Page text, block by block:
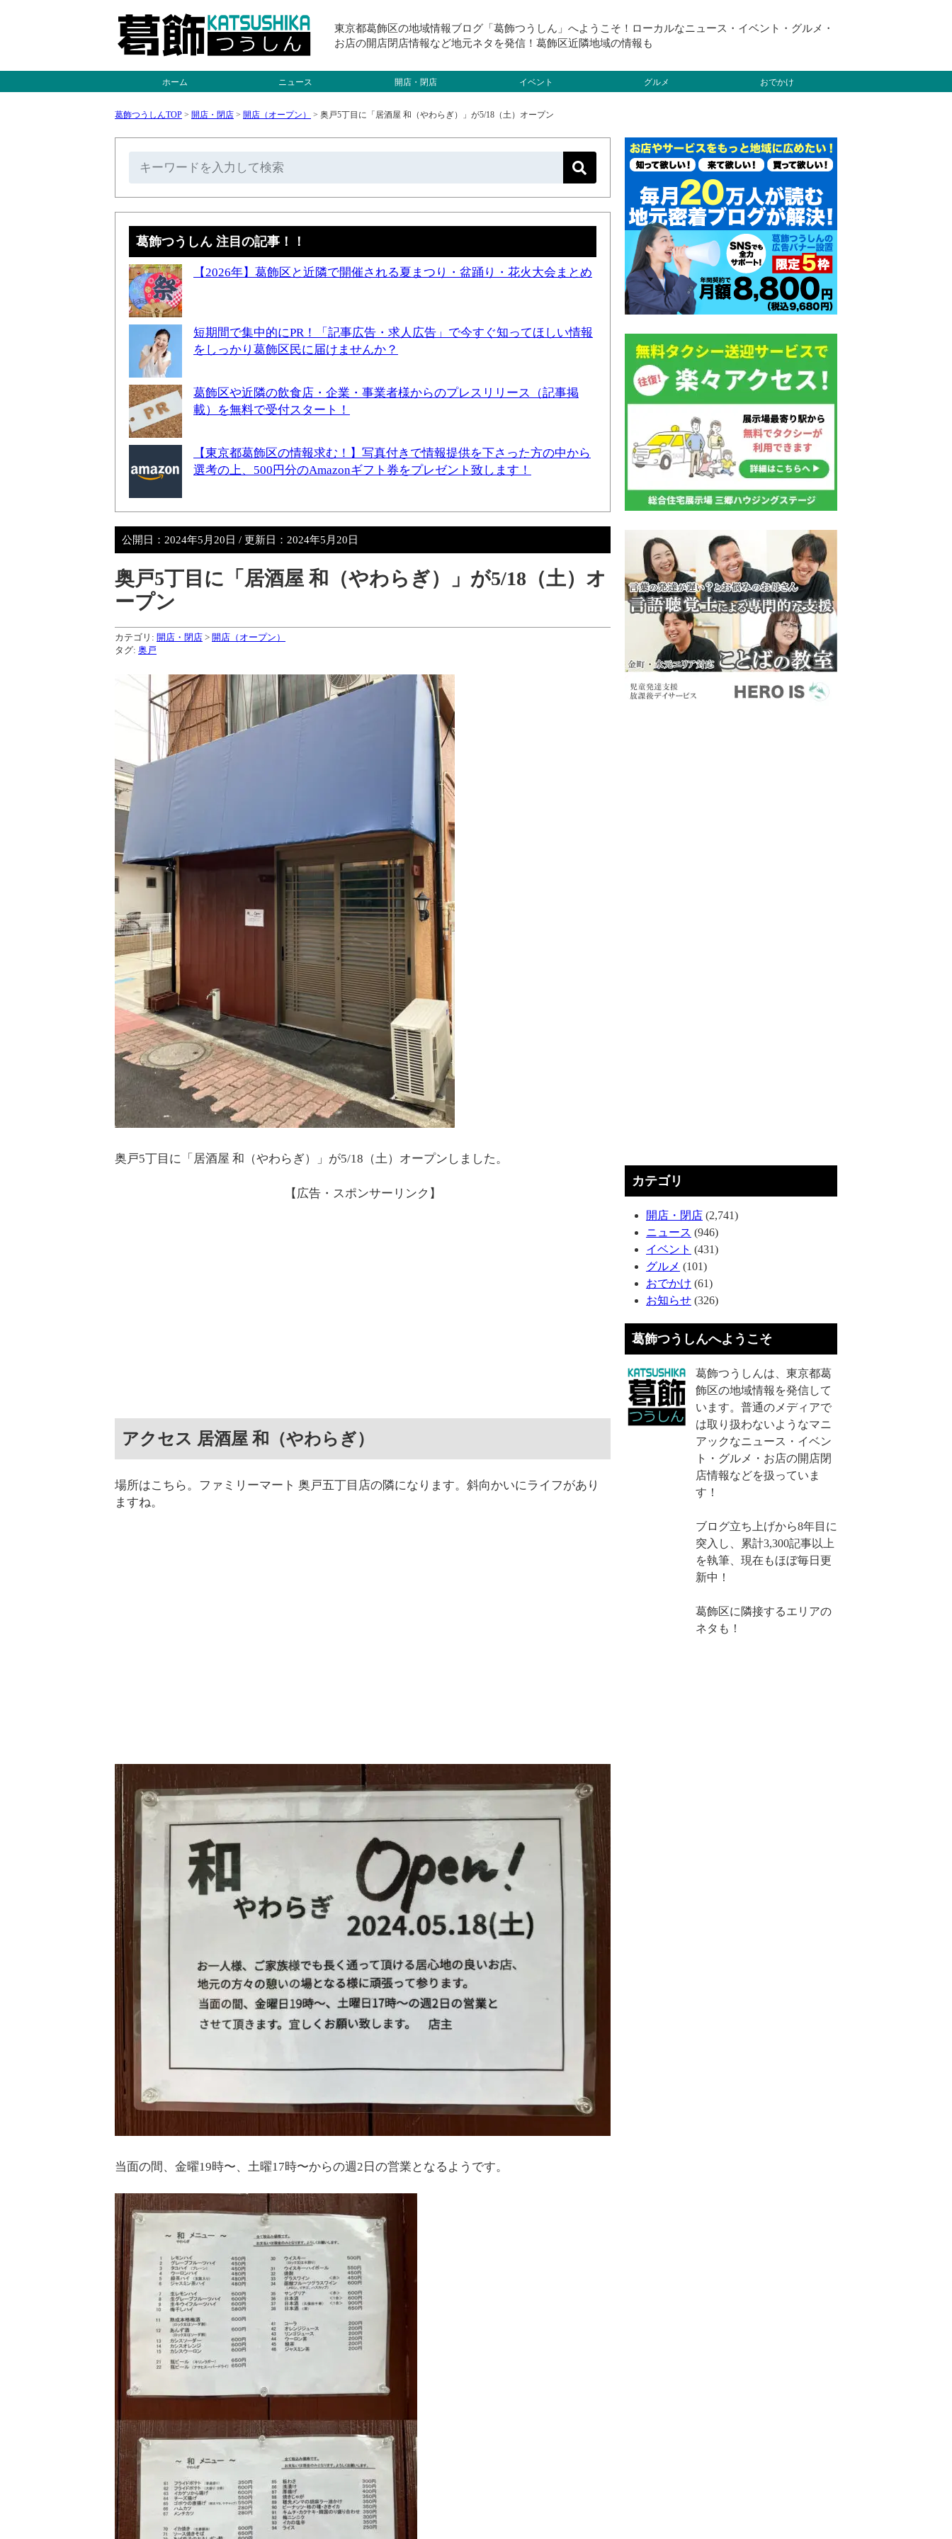
東京都葛飾区の地域情報ブログ「葛飾つうしん」へようこそ！ローカルなニュース・イベント・グルメ・
お店の開店閉店情報など地元ネタを発信！葛飾区近隣地域の情報も
ホーム ニュース 開店・閉店 イベント グルメ おでかけ
葛飾つうしんTOP > 開店・閉店 > 開店（オープン） > 奥戸5丁目に「居酒屋 和（やわらぎ）」が5/18（土）オープン
葛飾つうしん 注目の記事！！
【2026年】葛飾区と近隣で開催される夏まつり・盆踊り・花火大会まとめ
短期間で集中的にPR！「記事広告・求人広告」で今すぐ知ってほしい情報
をしっかり葛飾区民に届けませんか？
葛飾区や近隣の飲食店・企業・事業者様からのプレスリリース（記事掲
載）を無料で受付スタート！
【東京都葛飾区の情報求む！】写真付きで情報提供を下さった方の中から
選考の上、500円分のAmazonギフト券をプレゼント致します！
公開日： 2024年5月20日 / 更新日： 2024年5月20日
奥戸5丁目に「居酒屋 和（やわらぎ）」が5/18（土）オ
ープン
カテゴリ: 開店・閉店 > 開店（オープン）
タグ: 奥戸
奥戸5丁目に「居酒屋 和（やわらぎ）」が5/18（土）オープンしました。
【広告・スポンサーリンク】
アクセス 居酒屋 和（やわらぎ）
場所はこちら。ファミリーマート 奥戸五丁目店の隣になります。斜向かいにライフがあり
ますね。
当面の間、金曜19時〜、土曜17時〜からの週2日の営業となるようです。
カテゴリ
開店・閉店 (2,741)
ニュース (946)
イベント (431)
グルメ (101)
おでかけ (61)
お知らせ (326)
葛飾つうしんへようこそ
葛飾つうしんは、東京都葛
飾区の地域情報を発信して
います。普通のメディアで
は取り扱わないようなマニ
アックなニュース・イベン
ト・グルメ・お店の開店閉
店情報などを扱っていま
す！
ブログ立ち上げから8年目に
突入し、累計3,300記事以上
を執筆、現在もほぼ毎日更
新中！
葛飾区に隣接するエリアの
ネタも！